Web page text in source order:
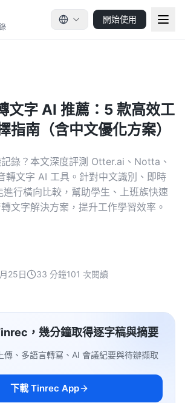
開始使用
文字 AI 推薦：5 款高效工
指南（含中文優化方案）
錄？本文深度評測 Otter.ai、Notta、
轉文字 AI 工具。針對中文識別、即時
行橫向比較，幫助學生、上班族快速
文字解決方案，提升工作學習效率。
25日 33 分鐘101 次閱讀
，幾分鐘取得逐字稿與摘要
傳、多語言轉寫、AI 會議紀要與待辦擷取
下載 Tinrec App